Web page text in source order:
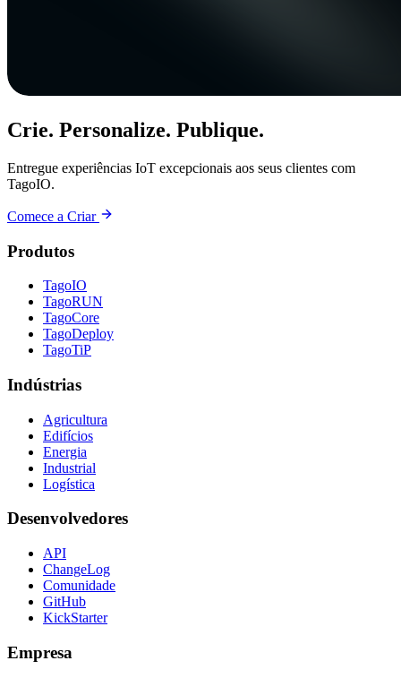
Crie. Personalize. Publique.
Entregue experiências IoT excepcionais aos seus clientes com
TagoIO.
Comece a Criar
Produtos
TagoIO
TagoRUN
TagoCore
TagoDeploy
TagoTiP
Indústrias
Agricultura
Edifícios
Energia
Industrial
Logística
Desenvolvedores
API
ChangeLog
Comunidade
GitHub
KickStarter
Empresa